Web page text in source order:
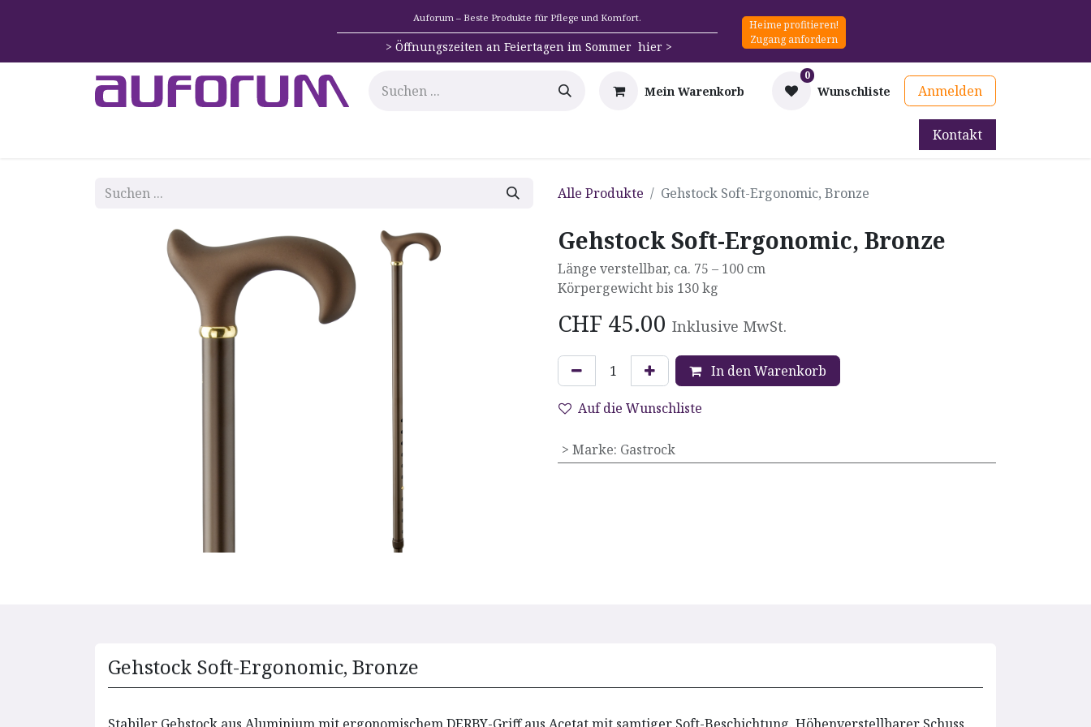
Auforum – Beste Produkte für Pflege und Komfort.
> Öffnungszeiten an Feiertagen im Sommer hier >
Heime profitieren!
Zugang anfordern
Mein Warenkorb
0
Wunschliste Anmelden
Mieten
Kontakt
Alle Produkte Gehstock Soft-Ergonomic, Bronze
Gehstock Soft-Ergonomic, Bronze
Länge verstellbar, ca. 75 – 100 cm
Körpergewicht bis 130 kg
CHF 45.00 Inklusive MwSt.
In den Warenkorb
Auf die Wunschliste
> Marke: Gastrock
Gehstock Soft-Ergonomic, Bronze